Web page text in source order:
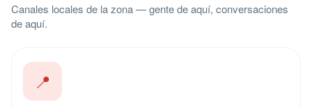
Canales locales de la zona — gente de aquí, conversaciones
de aquí.
📍